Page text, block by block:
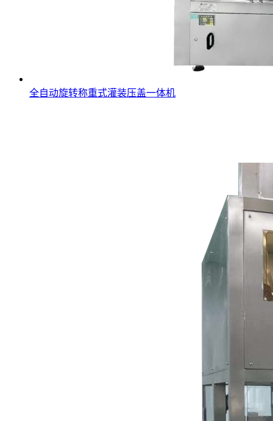
全自动旋转称重式灌装压盖一体机